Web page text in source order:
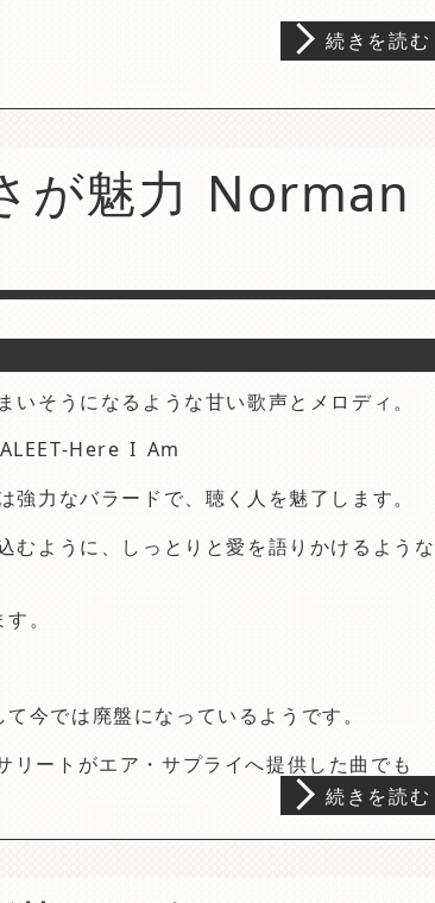
続きを読む
が魅力 Norman
いそうになるような甘い歌声とメロディ。
Here I Am
力なバラードで、聴く人を魅了します。
むように、しっとりと愛を語りかけるような
。
今では廃盤になっているようです。
ートがエア・サプライへ提供した曲でも
続きを読む